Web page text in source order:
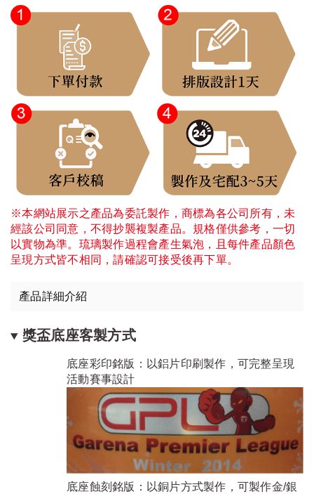
※本網站展示之產品為委託製作，商標為各公司所有，未
經該公司同意，不得抄襲複製產品。規格僅供參考，一切
以實物為準。琉璃製作過程會產生氣泡，且每件產品顏色
呈現方式皆不相同，請確認可接受後再下單。
產品詳細介紹
獎盃底座客製方式
底座彩印銘版：以鋁片印刷製作，可完整呈現
活動賽事設計
底座蝕刻銘版：以銅片方式製作，可製作金/銀